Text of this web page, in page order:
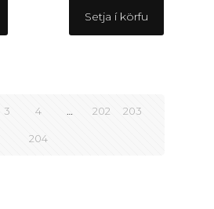
Setja í körfu
3 4 202 203
204